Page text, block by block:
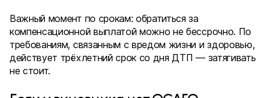
Важный момент по срокам: обратиться за
компенсационной выплатой можно не бессрочно. По
требованиям, связанным с вредом жизни и здоровью,
действует трёхлетний срок со дня ДТП — затягивать
не стоит.